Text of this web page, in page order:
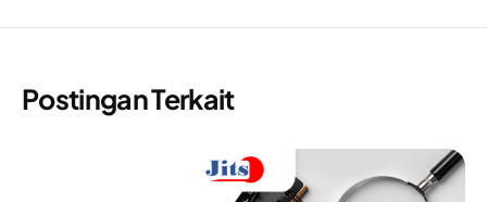
Postingan Terkait